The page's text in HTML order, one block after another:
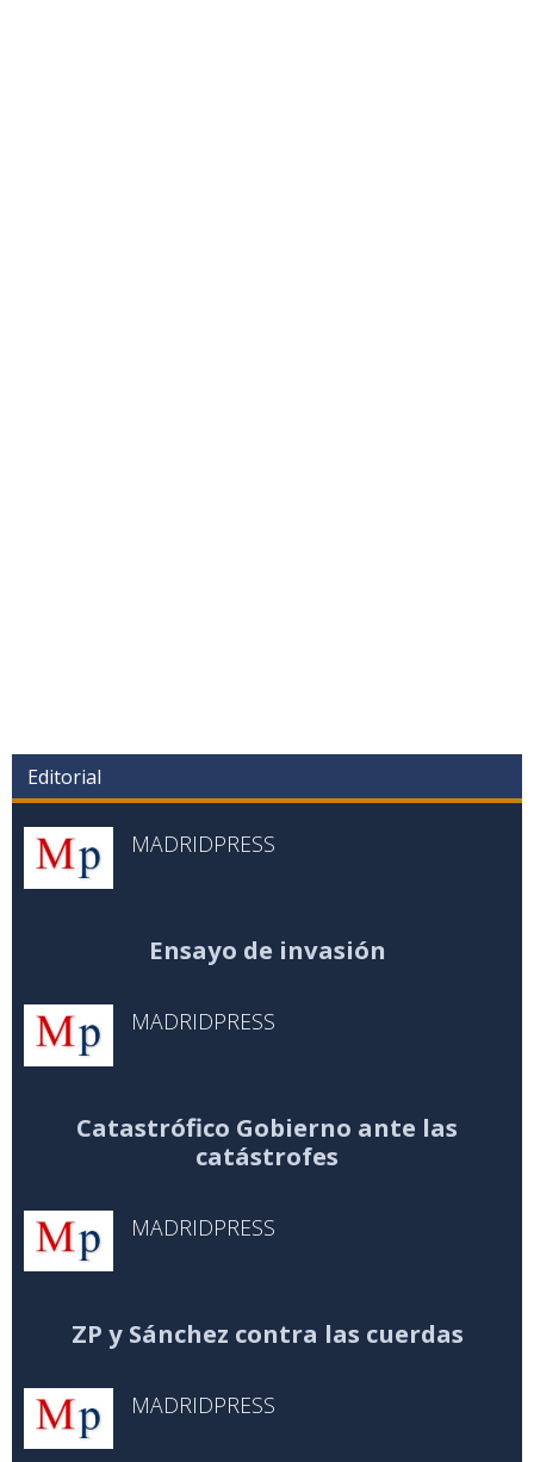
Editorial
MADRIDPRESS
Ensayo de invasión
MADRIDPRESS
Catastrófico Gobierno ante las
catástrofes
MADRIDPRESS
ZP y Sánchez contra las cuerdas
MADRIDPRESS